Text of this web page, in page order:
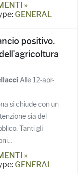
»
GENERAL
positivo.
Alle 12-apr-
si chiude con un
sia del
Tanti gli
»
GENERAL